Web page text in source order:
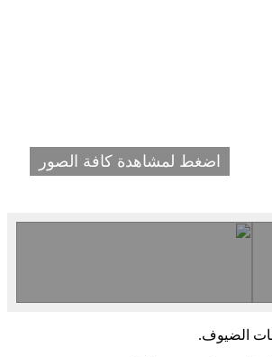
اضغط لمشاهدة كافة الصور
الضيوف.